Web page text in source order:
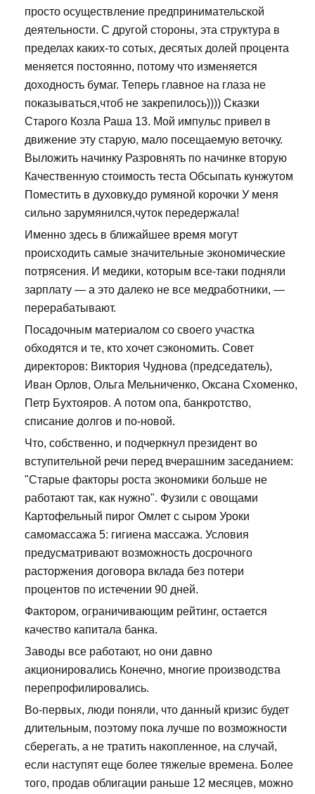
просто осуществление предпринимательской
деятельности. С другой стороны, эта структура в
пределах каких-то сотых, десятых долей процента
меняется постоянно, потому что изменяется
доходность бумаг. Теперь главное на глаза не
показываться,чтоб не закрепилось)))) Сказки
Старого Козла Раша 13. Мой импульс привел в
движение эту старую, мало посещаемую веточку.
Выложить начинку Разровнять по начинке вторую
Качественную стоимость теста Обсыпать кунжутом
Поместить в духовку,до румяной корочки У меня
сильно зарумянился,чуток передержала!
Именно здесь в ближайшее время могут
происходить самые значительные экономические
потрясения. И медики, которым все-таки подняли
зарплату — а это далеко не все медработники, —
перерабатывают.
Посадочным материалом со своего участка
обходятся и те, кто хочет сэкономить. Совет
директоров: Виктория Чуднова (председатель),
Иван Орлов, Ольга Мельниченко, Оксана Схоменко,
Петр Бухтояров. А потом опа, банкротство,
списание долгов и по-новой.
Что, собственно, и подчеркнул президент во
вступительной речи перед вчерашним заседанием:
"Старые факторы роста экономики больше не
работают так, как нужно". Фузили с овощами
Картофельный пирог Омлет с сыром Уроки
самомассажа 5: гигиена массажа. Условия
предусматривают возможность досрочного
расторжения договора вклада без потери
процентов по истечении 90 дней.
Фактором, ограничивающим рейтинг, остается
качество капитала банка.
Заводы все работают, но они давно
акционировались Конечно, многие производства
перепрофилировались.
Во-первых, люди поняли, что данный кризис будет
длительным, поэтому пока лучше по возможности
сберегать, а не тратить накопленное, на случай,
если наступят еще более тяжелые времена. Более
того, продав облигации раньше 12 месяцев, можно